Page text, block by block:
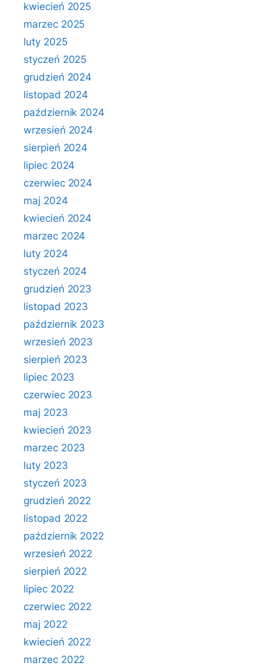
kwiecień 2025
marzec 2025
luty 2025
styczeń 2025
grudzień 2024
listopad 2024
październik 2024
wrzesień 2024
sierpień 2024
lipiec 2024
czerwiec 2024
maj 2024
kwiecień 2024
marzec 2024
luty 2024
styczeń 2024
grudzień 2023
listopad 2023
październik 2023
wrzesień 2023
sierpień 2023
lipiec 2023
czerwiec 2023
maj 2023
kwiecień 2023
marzec 2023
luty 2023
styczeń 2023
grudzień 2022
listopad 2022
październik 2022
wrzesień 2022
sierpień 2022
lipiec 2022
czerwiec 2022
maj 2022
kwiecień 2022
marzec 2022